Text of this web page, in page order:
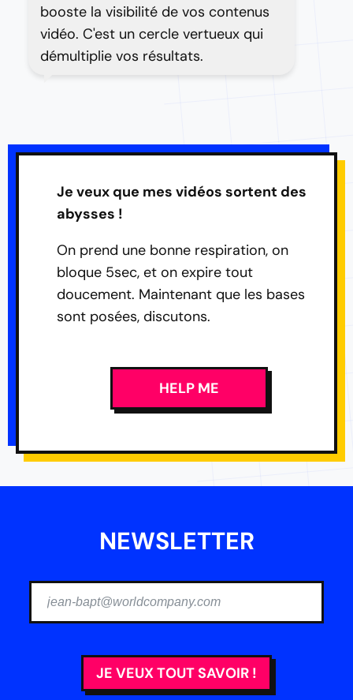
booste la visibilité de vos contenus
vidéo. C'est un cercle vertueux qui
démultiplie vos résultats.
Je veux que mes vidéos sortent des
abysses !
On prend une bonne respiration, on
bloque 5sec, et on expire tout
doucement. Maintenant que les bases
sont posées, discutons.
HELP ME
NEWSLETTER
JE VEUX TOUT SAVOIR !